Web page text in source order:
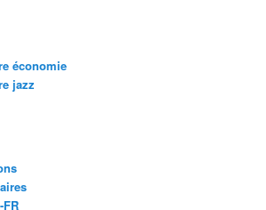
économie
jazz